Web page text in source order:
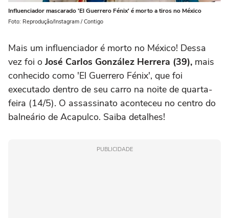
Influenciador mascarado 'El Guerrero Fénix' é morto a tiros no México
Foto: Reprodução/Instagram / Contigo
Mais um influenciador é morto no México! Dessa
vez foi o José Carlos González Herrera (39), mais
conhecido como 'El Guerrero Fénix', que foi
executado dentro de seu carro na noite de quarta-
feira (14/5). O assassinato aconteceu no centro do
balneário de Acapulco. Saiba detalhes!
PUBLICIDADE